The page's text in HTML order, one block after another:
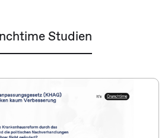
Studien